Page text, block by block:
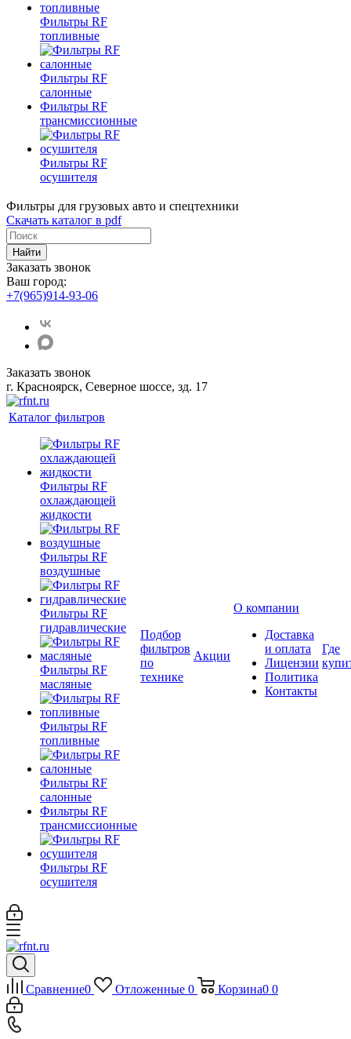
Фильтры RF
топливные
Фильтры RF
салонные
Фильтры RF
трансмиссионные
Фильтры RF
осушителя
Фильтры для грузовых авто и спецтехники
Скачать каталог в pdf
Найти
Заказать звонок
Ваш город:
+7(965)914-93-06
Заказать звонок
г. Красноярск, Северное шоссе, зд. 17
Каталог фильтров
Фильтры RF
охлаждающей
жидкости
Фильтры RF
воздушные
Фильтры RF
гидравлические
Фильтры RF
масляные
Фильтры RF
топливные
Фильтры RF
салонные
Фильтры RF
трансмиссионные
Фильтры RF
осушителя
Подбор
фильтров
по
технике
Акции
О компании
Доставка
и оплата
Лицензии
Политика
Контакты
Где
Сравнение0 Отложенные 0 Корзина0 0